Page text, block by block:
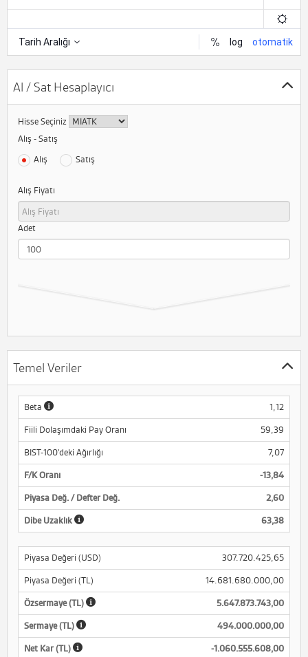
Al / Sat Hesaplayıcı
Hisse Seçiniz
Alış - Satış
Alış
Satış
Alış Fiyatı
Adet
Temel Veriler
Beta 1,12
Fiili Dolaşımdaki Pay Oranı 59,39
BIST-100'deki Ağırlığı 7,07
F/K Oranı -13,84
Piyasa Değ. / Defter Değ. 2,60
Dibe Uzaklık 63,38
Piyasa Değeri (USD) 307.720.425,65
Piyasa Değeri (TL) 14.681.680.000,00
Özsermaye (TL) 5.647.873.743,00
Sermaye (TL) 494.000.000,00
Net Kar (TL) -1.060.555.608,00